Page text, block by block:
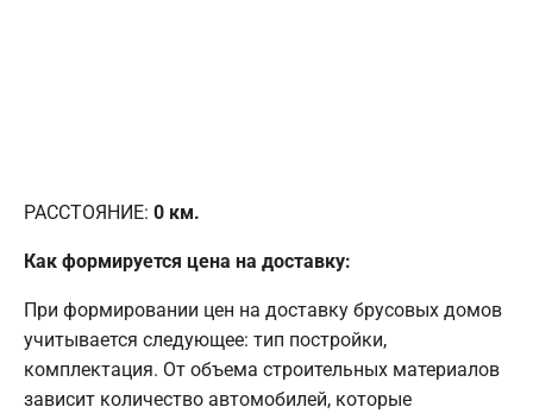
РАССТОЯНИЕ: 0 км.
Как формируется цена на доставку:
При формировании цен на доставку брусовых домов
учитывается следующее: тип постройки,
комплектация. От объема строительных материалов
зависит количество автомобилей, которые